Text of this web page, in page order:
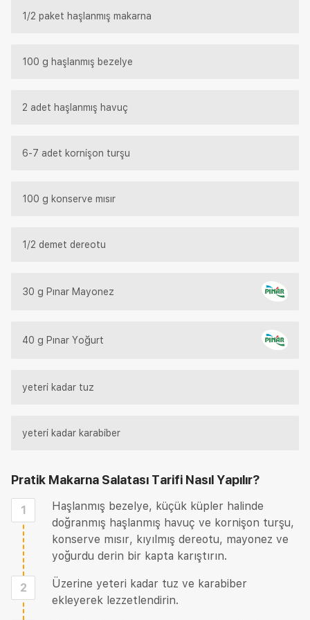
1/2 paket haşlanmış makarna
100 g haşlanmış bezelye
2 adet haşlanmış havuç
6-7 adet kornişon turşu
100 g konserve mısır
1/2 demet dereotu
30 g Pınar Mayonez
40 g Pınar Yoğurt
yeteri kadar tuz
yeteri kadar karabiber
Pratik Makarna Salatası Tarifi Nasıl Yapılır?
1
Haşlanmış bezelye, küçük küpler halinde
doğranmış haşlanmış havuç ve kornişon turşu,
konserve mısır, kıyılmış dereotu, mayonez ve
yoğurdu derin bir kapta karıştırın.
2
Üzerine yeteri kadar tuz ve karabiber
ekleyerek lezzetlendirin.